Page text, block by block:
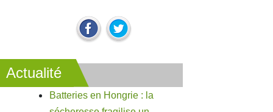
Actualité
Batteries en Hongrie : la